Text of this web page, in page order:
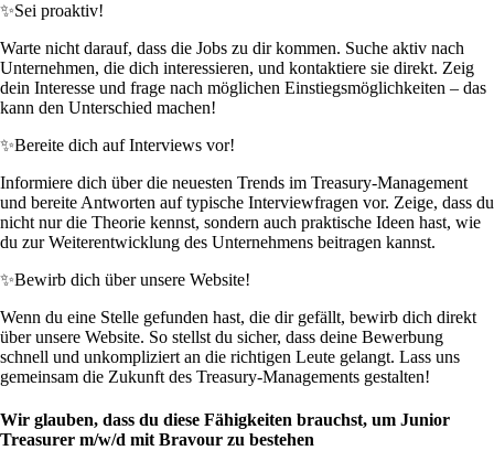
✨Sei proaktiv!
Warte nicht darauf, dass die Jobs zu dir kommen. Suche aktiv nach
Unternehmen, die dich interessieren, und kontaktiere sie direkt. Zeig
dein Interesse und frage nach möglichen Einstiegsmöglichkeiten – das
kann den Unterschied machen!
✨Bereite dich auf Interviews vor!
Informiere dich über die neuesten Trends im Treasury-Management
und bereite Antworten auf typische Interviewfragen vor. Zeige, dass du
nicht nur die Theorie kennst, sondern auch praktische Ideen hast, wie
du zur Weiterentwicklung des Unternehmens beitragen kannst.
✨Bewirb dich über unsere Website!
Wenn du eine Stelle gefunden hast, die dir gefällt, bewirb dich direkt
über unsere Website. So stellst du sicher, dass deine Bewerbung
schnell und unkompliziert an die richtigen Leute gelangt. Lass uns
gemeinsam die Zukunft des Treasury-Managements gestalten!
Wir glauben, dass du diese Fähigkeiten brauchst, um Junior
Treasurer m/w/d mit Bravour zu bestehen